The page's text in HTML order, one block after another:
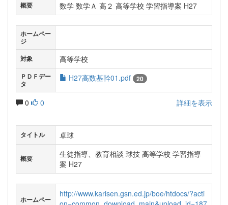
概要 数学 数学Ａ 高２ 高等学校 学習指導案 H27
ホームペー
ジ
対象
高等学校
ＰＤＦデー
タ
H27高数基幹01.pdf 20
0 0 詳細を表示
タイトル 卓球
概要
生徒指導、教育相談 球技 高等学校 学習指導
案 H27
ホームペー
http://www.karisen.gsn.ed.jp/boe/htdocs/?acti